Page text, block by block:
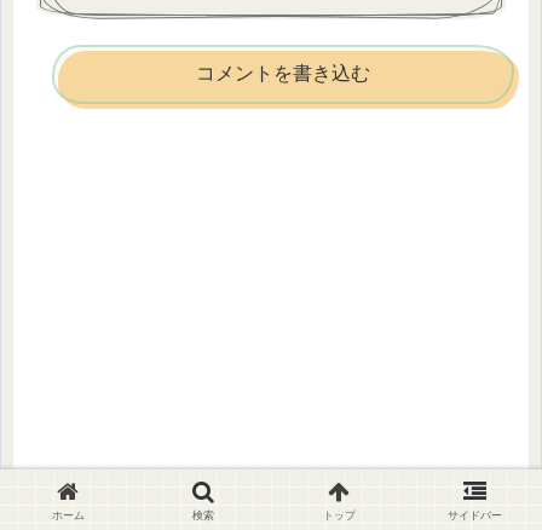
コメントを書き込む
ホーム 検索 トップ サイドバー